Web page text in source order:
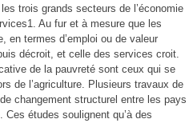
trois grands secteurs de l’économie
Au fur et à mesure que les
en termes d’emploi ou de valeur
décroit, et celle des services croit.
de la pauvreté sont ceux qui se
de l’agriculture. Plusieurs travaux de
changement structurel entre les pays
études soulignent qu’à des